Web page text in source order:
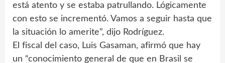
está atento y se estaba patrullando. Lógicamente
con esto se incrementó. Vamos a seguir hasta que
la situación lo amerite”, dijo Rodríguez.
El fiscal del caso, Luis Gasaman, afirmó que hay
un “conocimiento general de que en Brasil se